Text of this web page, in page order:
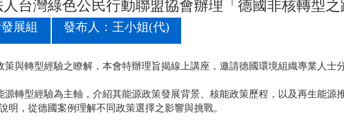
人台灣綠色公民行動聯盟協會辦理「德國非核轉型
展組 發布人：王小姐(代)
策與轉型經驗之瞭解，本會特辦理旨揭線上講座，邀請德國環境組織專業人士
源轉型經驗為主軸，介紹其能源政策發展背景、核能政策歷程，以及再生能源
明，從德國案例理解不同政策選擇之影響與挑戰。